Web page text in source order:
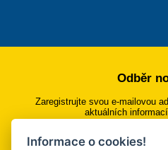
Odběr
Zaregistrujte svou e-mailovou
aktuálních
Přihlásit se
Informace o cookies!